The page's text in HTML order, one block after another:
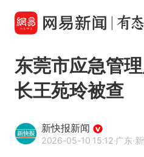
东莞市应急管
长王苑玲被查
新快报新闻
2026-05-10 15:12·广东·新